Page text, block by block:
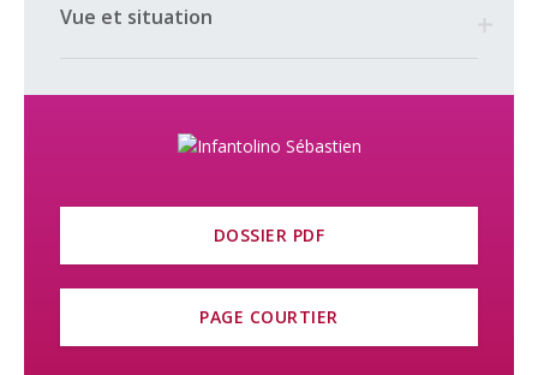
Attribution mensuelle : CHF 111.-
Frais énergie mensuelle : CHF 300.-
Vue et situation
DOSSIER PDF
PAGE COURTIER